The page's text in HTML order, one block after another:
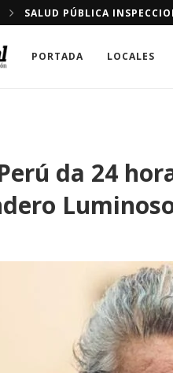
“LIONESS” EN TERCERA
PORTADA LOCALES
da 24